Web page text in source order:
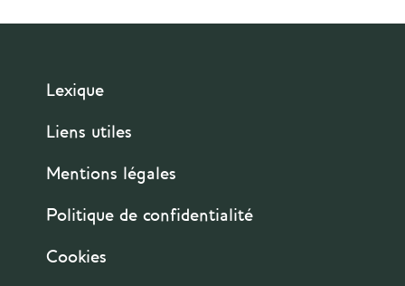
Lexique
Liens utiles
Mentions légales
Politique de confidentialité
Cookies